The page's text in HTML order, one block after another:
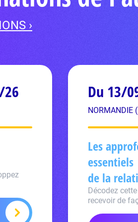
›
Du 13/
NORMANDIE
Les
de la
Décodez
recevoir de